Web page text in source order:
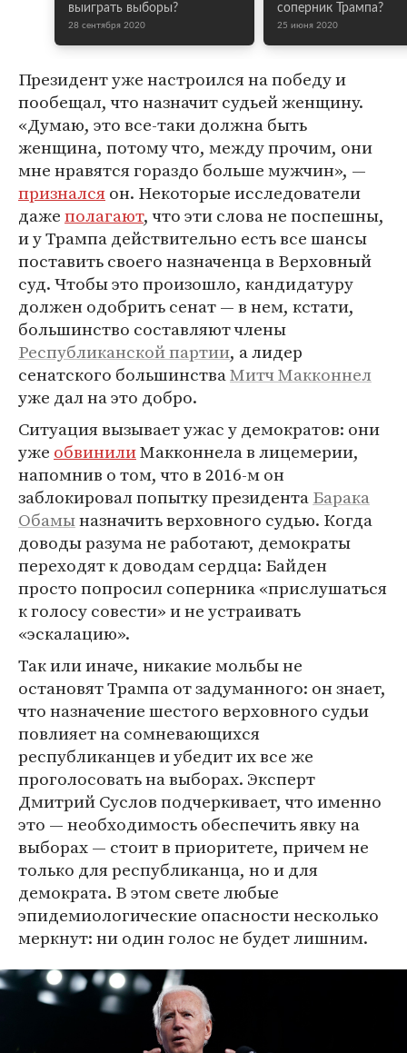
выиграть выборы?
28 сентября 2020
соперник Трампа?
25 июня 2020
Президент уже настроился на победу и
пообещал, что назначит судьей женщину.
«Думаю, это все-таки должна быть
женщина, потому что, между прочим, они
мне нравятся гораздо больше мужчин», —
призналсяон. Некоторые исследователи
дажеполагают, что эти слова не поспешны,
и у Трампа действительно есть все шансы
поставить своего назначенца в Верховный
суд. Чтобы это произошло, кандидатуру
должен одобрить сенат — в нем, кстати,
большинство составляют члены
Республиканской партии, а лидер
сенатского большинстваМитч Макконнел
уже дал на это добро.
Ситуация вызывает ужас у демократов: они
уже обвинилиМакконнела в лицемерии,
напомнив о том, что в 2016-м он
заблокировал попытку президентаБарака
Обамыназначить верховного судью. Когда
доводы разума не работают, демократы
переходят к доводам сердца: Байден
просто попросил соперника «прислушаться
к голосу совести» и не устраивать
«эскалацию».
Так или иначе, никакие мольбы не
остановят Трампа от задуманного: он знает,
что назначение шестого верховного судьи
повлияет на сомневающихся
республиканцев и убедит их все же
проголосовать на выборах. Эксперт
Дмитрий Суслов подчеркивает, что именно
это — необходимость обеспечить явку на
выборах — стоит в приоритете, причем не
только для республиканца, но и для
демократа. В этом свете любые
эпидемиологические опасности несколько
меркнут: ни один голос не будет лишним.